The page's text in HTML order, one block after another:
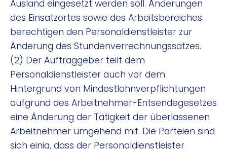
Ausland eingesetzt werden soll. Änderungen
des Einsatzortes sowie des Arbeitsbereiches
berechtigen den Personaldienstleister zur
Änderung des Stundenverrechnungssatzes.
(2) Der Auftraggeber teilt dem
Personaldienstleister auch vor dem
Hintergrund von Mindestlohnverpflichtungen
aufgrund des Arbeitnehmer-Entsendegesetzes
eine Änderung der Tätigkeit der überlassenen
Arbeitnehmer umgehend mit. Die Parteien sind
sich einig, dass der Personaldienstleister